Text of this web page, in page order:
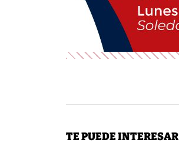
TE PUEDE INTERESAR